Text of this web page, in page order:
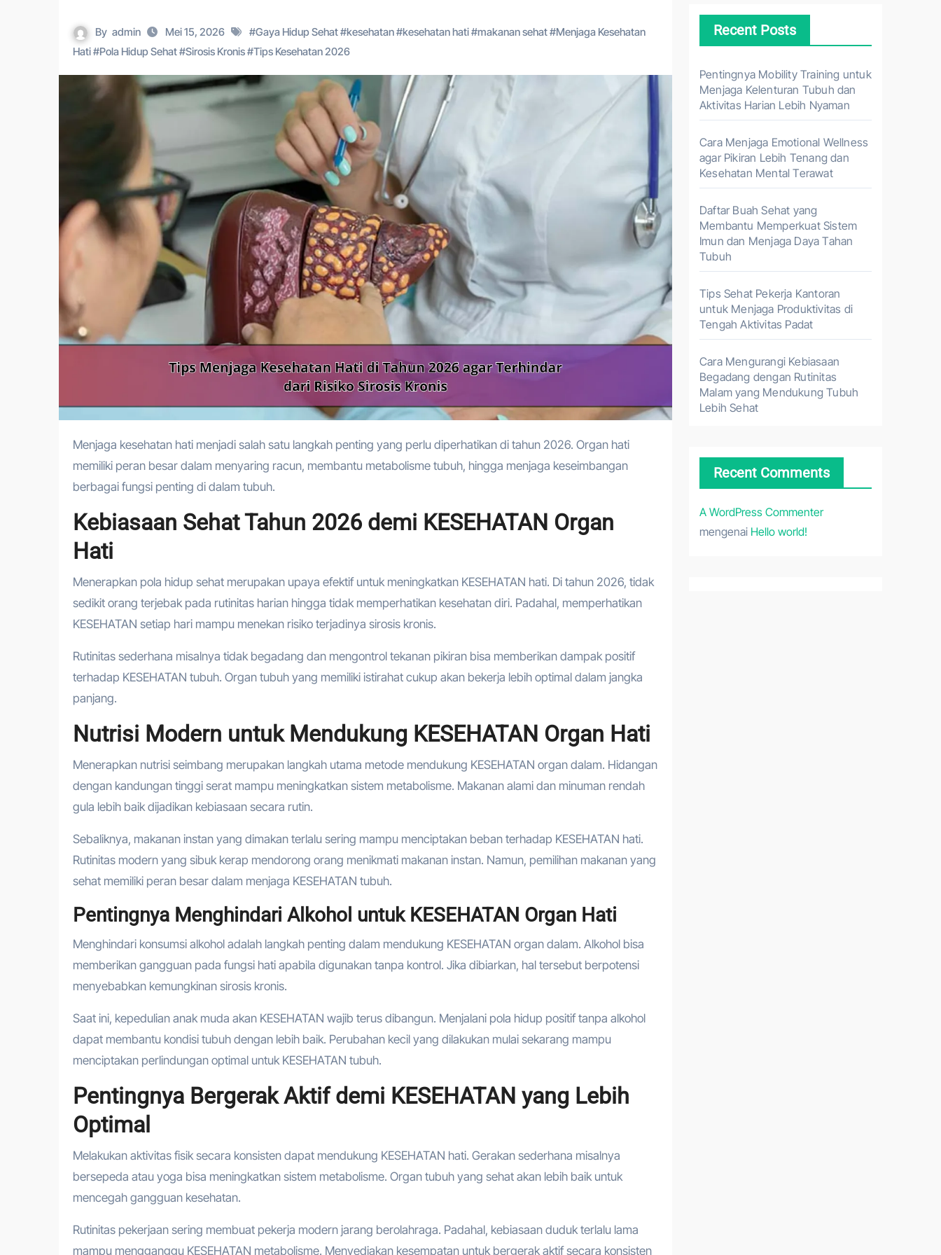
By admin Mei 15, 2026 #Gaya Hidup Sehat#kesehatan#kesehatan hati#makanan sehat#Menjaga Kesehatan
Hati#Pola Hidup Sehat#Sirosis Kronis#Tips Kesehatan 2026
Menjaga kesehatan hati menjadi salah satu langkah penting yang perlu diperhatikan di tahun 2026. Organ hati
memiliki peran besar dalam menyaring racun, membantu metabolisme tubuh, hingga menjaga keseimbangan
berbagai fungsi penting di dalam tubuh.
Kebiasaan Sehat Tahun 2026 demi KESEHATAN Organ
Hati
Menerapkan pola hidup sehat merupakan upaya efektif untuk meningkatkan KESEHATAN hati. Di tahun 2026, tidak
sedikit orang terjebak pada rutinitas harian hingga tidak memperhatikan kesehatan diri. Padahal, memperhatikan
KESEHATAN setiap hari mampu menekan risiko terjadinya sirosis kronis.
Rutinitas sederhana misalnya tidak begadang dan mengontrol tekanan pikiran bisa memberikan dampak positif
terhadap KESEHATAN tubuh. Organ tubuh yang memiliki istirahat cukup akan bekerja lebih optimal dalam jangka
panjang.
Nutrisi Modern untuk Mendukung KESEHATAN Organ Hati
Menerapkan nutrisi seimbang merupakan langkah utama metode mendukung KESEHATAN organ dalam. Hidangan
dengan kandungan tinggi serat mampu meningkatkan sistem metabolisme. Makanan alami dan minuman rendah
gula lebih baik dijadikan kebiasaan secara rutin.
Sebaliknya, makanan instan yang dimakan terlalu sering mampu menciptakan beban terhadap KESEHATAN hati.
Rutinitas modern yang sibuk kerap mendorong orang menikmati makanan instan. Namun, pemilihan makanan yang
sehat memiliki peran besar dalam menjaga KESEHATAN tubuh.
Pentingnya Menghindari Alkohol untuk KESEHATAN Organ Hati
Menghindari konsumsi alkohol adalah langkah penting dalam mendukung KESEHATAN organ dalam. Alkohol bisa
memberikan gangguan pada fungsi hati apabila digunakan tanpa kontrol. Jika dibiarkan, hal tersebut berpotensi
menyebabkan kemungkinan sirosis kronis.
Saat ini, kepedulian anak muda akan KESEHATAN wajib terus dibangun. Menjalani pola hidup positif tanpa alkohol
dapat membantu kondisi tubuh dengan lebih baik. Perubahan kecil yang dilakukan mulai sekarang mampu
menciptakan perlindungan optimal untuk KESEHATAN tubuh.
Pentingnya Bergerak Aktif demi KESEHATAN yang Lebih
Optimal
Melakukan aktivitas fisik secara konsisten dapat mendukung KESEHATAN hati. Gerakan sederhana misalnya
bersepeda atau yoga bisa meningkatkan sistem metabolisme. Organ tubuh yang sehat akan lebih baik untuk
mencegah gangguan kesehatan.
Rutinitas pekerjaan sering membuat pekerja modern jarang berolahraga. Padahal, kebiasaan duduk terlalu lama
mampu mengganggu KESEHATAN metabolisme. Menyediakan kesempatan untuk bergerak aktif secara konsisten
Recent Posts
Pentingnya Mobility Training untuk
Menjaga Kelenturan Tubuh dan
Aktivitas Harian Lebih Nyaman
Cara Menjaga Emotional Wellness
agar Pikiran Lebih Tenang dan
Kesehatan Mental Terawat
Daftar Buah Sehat yang
Membantu Memperkuat Sistem
Imun dan Menjaga Daya Tahan
Tubuh
Tips Sehat Pekerja Kantoran
untuk Menjaga Produktivitas di
Tengah Aktivitas Padat
Cara Mengurangi Kebiasaan
Begadang dengan Rutinitas
Malam yang Mendukung Tubuh
Lebih Sehat
Recent Comments
A WordPress Commenter
mengenai Hello world!